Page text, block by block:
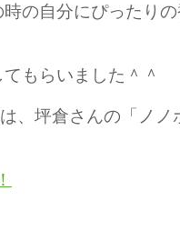
の自分にぴったり
もらいました＾＾
、坪倉さんの「ノノ